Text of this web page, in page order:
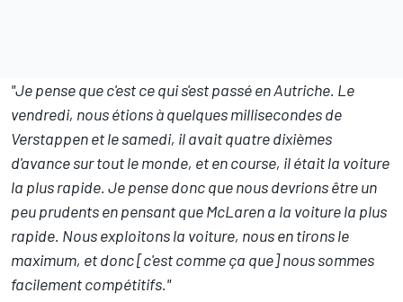
"Je pense que c'est ce qui s'est passé en Autriche. Le
vendredi, nous étions à quelques millisecondes de
Verstappen et le samedi, il avait quatre dixièmes
d'avance sur tout le monde, et en course, il était la voiture
la plus rapide. Je pense donc que nous devrions être un
peu prudents en pensant que McLaren a la voiture la plus
rapide. Nous exploitons la voiture, nous en tirons le
maximum, et donc [c'est comme ça que] nous sommes
facilement compétitifs."